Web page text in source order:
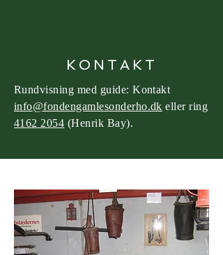
KONTAKT
Rundvisning med guide: Kontakt
info@fondengamlesonderho.dk eller ring
4162 2054 (Henrik Bay).